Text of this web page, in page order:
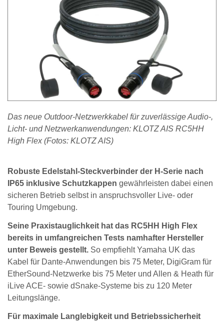
Das neue Outdoor-Netzwerkkabel für zuverlässige Audio-,
Licht- und Netzwerkanwendungen: KLOTZ AIS RC5HH
High Flex (Fotos: KLOTZ AIS)
Robuste Edelstahl-Steckverbinder der H-Serie nach
IP65 inklusive Schutzkappen gewährleisten dabei einen
sicheren Betrieb selbst in anspruchsvoller Live- oder
Touring Umgebung.
Seine Praxistauglichkeit hat das RC5HH High Flex
bereits in umfangreichen Tests namhafter Hersteller
unter Beweis gestellt. So empfiehlt Yamaha UK das
Kabel für Dante-Anwendungen bis 75 Meter, DigiGram für
EtherSound-Netzwerke bis 75 Meter und Allen & Heath für
iLive ACE- sowie dSnake-Systeme bis zu 120 Meter
Leitungslänge.
Für maximale Langlebigkeit und Betriebssicherheit